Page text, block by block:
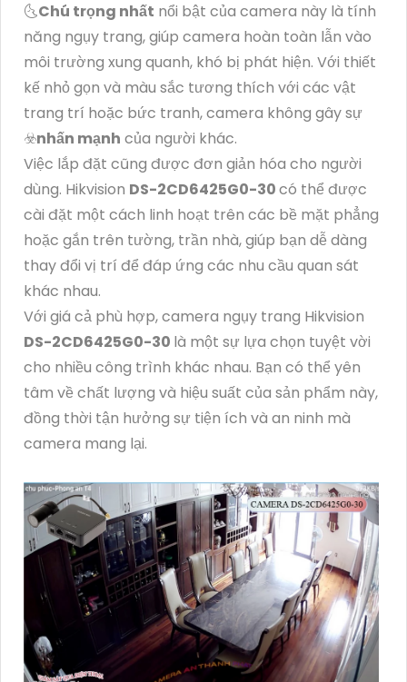
🌜Chú trọng nhất nổi bật của camera này là tính
năng ngụy trang, giúp camera hoàn toàn lẫn vào
môi trường xung quanh, khó bị phát hiện. Với thiết
kế nhỏ gọn và màu sắc tương thích với các vật
trang trí hoặc bức tranh, camera không gây sự
☣️nhấn mạnh của người khác.
Việc lắp đặt cũng được đơn giản hóa cho người
dùng. Hikvision DS-2CD6425G0-30có thể được
cài đặt một cách linh hoạt trên các bề mặt phẳng
hoặc gắn trên tường, trần nhà, giúp bạn dễ dàng
thay đổi vị trí để đáp ứng các nhu cầu quan sát
khác nhau.
Với giá cả phù hợp, camera ngụy trang Hikvision
DS-2CD6425G0-30 là một sự lựa chọn tuyệt vời
cho nhiều công trình khác nhau. Bạn có thể yên
tâm về chất lượng và hiệu suất của sản phẩm này,
đồng thời tận hưởng sự tiện ích và an ninh mà
camera mang lại.